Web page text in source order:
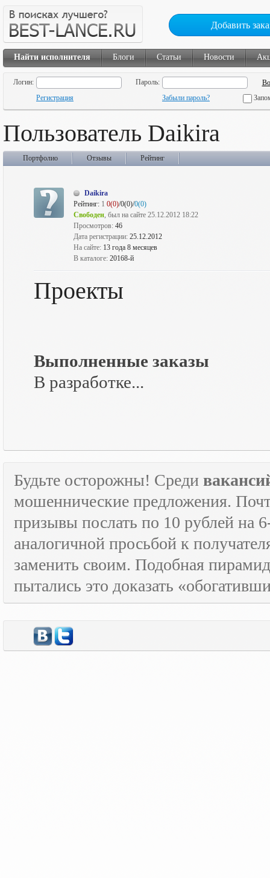
Добавить
Найти исполнителя Блоги Статьи Новости
Логин:
Пароль:
Регистрация
Забыли пароль?
Пользователь Daikira
Портфолио Отзывы Рейтинг
Daikira
Рейтинг: 1 0(0)/0(0)/0(0)
Свободен, был на сайте 25.12.2012 18:22
Просмотров: 46
Дата регистрации: 25.12.2012
На сайте: 13 года 8 месяцев
В каталоге: 20168-й
Проекты
Выполненные заказы
В разработке...
Будьте осторожны! Среди
мошеннические предложения.
призывы послать по 10 рублей на
аналогичной просьбой к
заменить своим. Подобная
пытались это доказать